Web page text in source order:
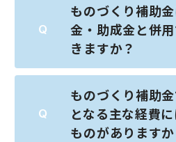
ものづくり補助
金・助成金と併
きますか？
ものづくり補助
となる主な経費
ものがありますか